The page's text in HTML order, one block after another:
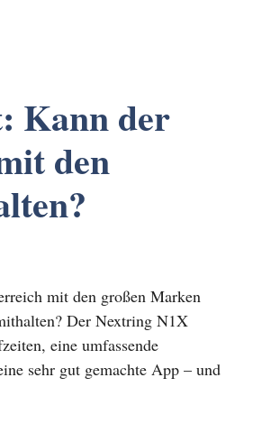
Kann der
den
mit den großen Marken
Der Nextring N1X
eine umfassende
sehr gut gemachte App – und